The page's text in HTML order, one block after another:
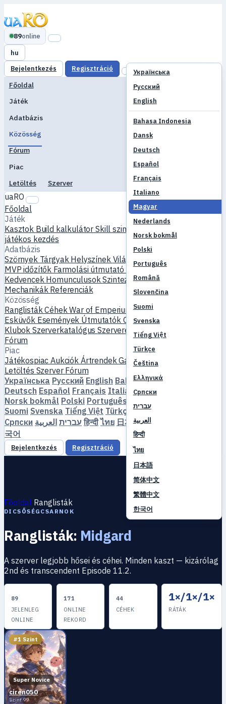
89online
hu
Українська
Русский
English
Bahasa Indonesia
Dansk
Deutsch
Español
Français
Italiano
Magyar
Nederlands
Norsk bokmål
Polski
Português
Română
Slovenčina
Suomi
Svenska
Tiếng Việt
Türkçe
Čeština
Ελληνικά
Српски
עברית
العربية
हिन्दी
ไทย
日本語
简体中文
繁體中文
한국어
Bejelentkezés Regisztráció
Főoldal
Játék
Adatbázis
Közösség
Fórum
Piac
Letöltés
Szerver
uaRO
Főoldal
Játék
Kasztok Build kalkulátorSkill szimulátor
játékos kezdés
Adatbázis
Szörnyek Tárgyak Helyszínek Világtérkép
Skill adatbázis
MVP időzítők Farmolási útmutató
Készítés és kovácsolás
Kedvencek HomunculusokSzintezésÖsszehasonlítás
Mechanikák Referenciák
Közösség
RanglistákCéhekWar of EmperiumJátékos profilok
Esküvők Események Útmutatók GalériaVideó
Klubok SzerverkatalógusSzerverértékelések
Fórum
Piac
JátékospiacAukciók ÁrtrendekGazdaság
Letöltés Szerver Fórum
Українська Русский English Bahasa Indonesia
Deutsch Español Français Italiano Magyar
Norsk bokmål Polski Português
Suomi Svenska Tiếng Việt Türkçe Čeština
Српски
עברית العربية हिन्दी ไทย 日本語 简体中文
국어
Bejelentkezés Regisztráció
Főoldal Ranglisták
DICSŐSÉGCSARNOK
Ranglisták: Midgard
A szerver legjobb hősei és céhei. Minden kaszt — kizárólag
2nd és transcendent Episode 11.2.
89
JELENLEG
ONLINE
171
ONLINE
REKORD
44
CÉHEK
1×/1×/1×
RÁTÁK
#1 Szint
Super Novice
ciren050
Szint 99